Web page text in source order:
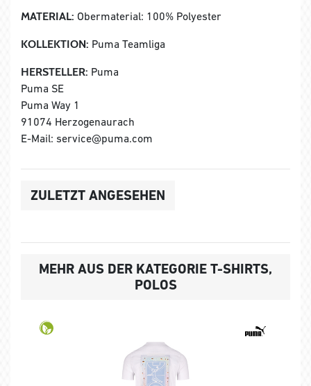
MATERIAL: Obermaterial: 100% Polyester
KOLLEKTION: Puma Teamliga
HERSTELLER: Puma
Puma SE
Puma Way 1
91074 Herzogenaurach
E-Mail: service@puma.com
ZULETZT ANGESEHEN
MEHR AUS DER KATEGORIE T-SHIRTS,
POLOS